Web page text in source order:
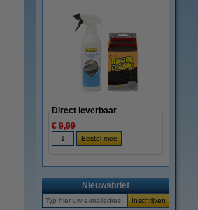
Direct leverbaar
€ 9,99
Nieuwsbrief